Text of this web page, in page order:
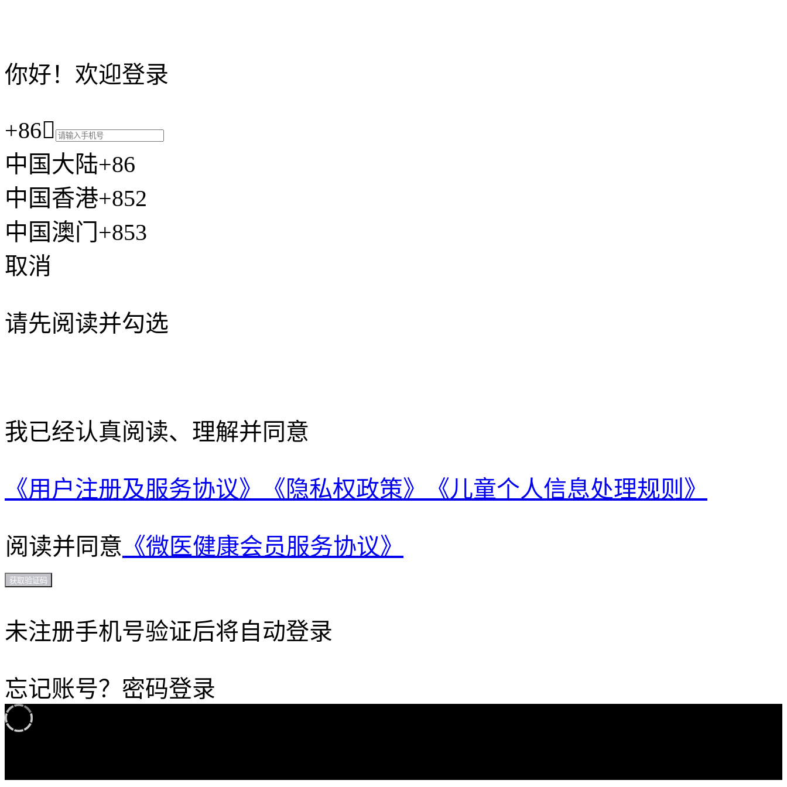
你好！欢迎登录
+86
中国大陆+86
中国香港+852
中国澳门+853
取消
请先阅读并勾选
我已经认真阅读、理解并同意
《用户注册及服务协议》 《隐私权政策》 《儿童个人信息处理规则》
阅读并同意 《微医健康会员服务协议》
获取验证码
未注册手机号验证后将自动登录
忘记账号？ 密码登录